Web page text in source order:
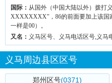
国际： 从国外（中国大陆以外）拨打
XXXXXXXX”，86的前面要加上该国
一样是00）。
又名： 义马区号、义马电话区号,义马
义马周边县区区号
郑州区号(0371)